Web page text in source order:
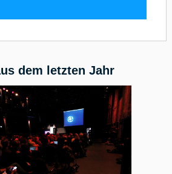
dem letzten Jahr